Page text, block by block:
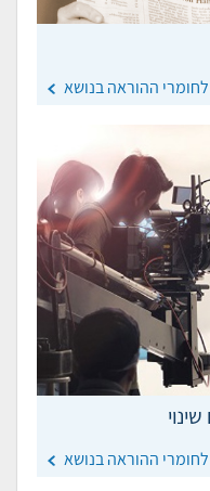
לחומרי ההוראה בנושא
לחומרי ההוראה בנושא